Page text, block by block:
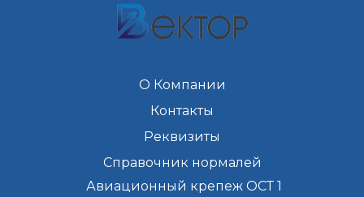
О Компании
Контакты
Реквизиты
Справочник нормалей
Авиационный крепеж ОСТ 1